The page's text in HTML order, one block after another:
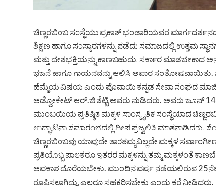
ಚಿಣ್ಣರಬಿಂಬ ಸಂಸ್ಥೆಯು ಪ್ರಕಾಶ್ ಭಂಡಾರಿಯವರ
ಶಿಕ್ಷಣ ಹಾಗೂ ಸಂಸ್ಕಾರಗಳನ್ನು ಪಡೆದು ಸಮಾಜದಲ್ಲಿ ಉತ್ತಮ
ಮತ್ತು ದೇಶಭಕ್ತಿಯನ್ನು ಕಾಣಬಹುದು. ಸರ್ಕಾರ ಮಾಡಬೇಕಾದ
ಭಜನೆ ಹಾಗೂ ಗಾಯನವನ್ನು ಆಲಿಸಿ ಅಪಾರ ಸಂತೋಷವಾಯಿತು.
ಹೆಮ್ಮೆಯ ವಿಷಯ ಎಂದು ಪೊವಾಯಿ ಕನ್ನಡ ಸೇವಾ ಸಂಘದ ಮಾಜಿ
ಅಡ್ವೋಕೇಟ್ ಆರ್.ಜಿ ಶೆಟ್ಟಿ ಅವರು ನುಡಿದರು.‌ ಅವರು ಜೂನ್
ಮುಂಬಯಿಯ ಪ್ರತಿಷ್ಠಿತ ಮಕ್ಕಳ ಸಾಂಸ್ಕೃತಿಕ ಸಂಸ್ಥೆಯಾದ
ಉದ್ಘಾಟನಾ ಸಮಾರಂಭದಲ್ಲಿ ದೀಪ ಪ್ರಜ್ವಲಿಸಿ
ಚಿಣ್ಣರಬಿಂಬವು ಯಾವುದೇ ತಾರತಮ್ಯವಿಲ್ಲದೇ ಮಕ್ಕಳ
ಪ್ರತಿಯೊಬ್ಬ ಪಾಲಕರೂ ಇತರರ ಮಕ್ಕಳನ್ನು ತಮ್ಮ ಮಕ್ಕಳಂತೆ
ಅವಕಾಶ ದೊರೆಯಬೇಕು. ಮುಂದಿನ ವರ್ಷ ನಡೆಯಲಿರುವ
ರೂಪಿಸಲಾಗಿದ್ದು, ಎಲ್ಲರೂ ಸಹಕರಿಸಬೇಕು ಎಂದು ಕರೆ ನೀಡಿದರು.